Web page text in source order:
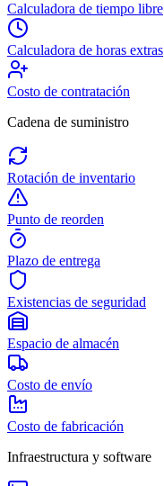
Calculadora de tiempo libre
Calculadora de horas extras
Costo de contratación
Cadena de suministro
Rotación de inventario
Punto de reorden
Plazo de entrega
Existencias de seguridad
Espacio de almacén
Costo de envío
Costo de fabricación
Infraestructura y software